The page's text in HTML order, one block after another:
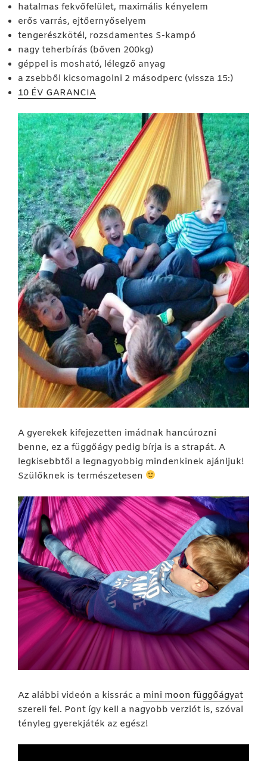
hatalmas fekvőfelület, maximális kényelem
erős varrás, ejtőernyőselyem
tengerészkötél, rozsdamentes S-kampó
nagy teherbírás (bőven 200kg)
géppel is mosható, lélegző anyag
a zsebből kicsomagolni 2 másodperc (vissza 15:)
10 ÉV GARANCIA
A gyerekek kifejezetten imádnak hancúrozni
benne, ez a függőágy pedig bírja is a strapát. A
legkisebbtől a legnagyobbig mindenkinek ajánljuk!
Szülőknek is természetesen
Az alábbi videón a kissrác a mini moon függőágyat
szereli fel. Pont így kell a nagyobb verziót is, szóval
tényleg gyerekjáték az egész!